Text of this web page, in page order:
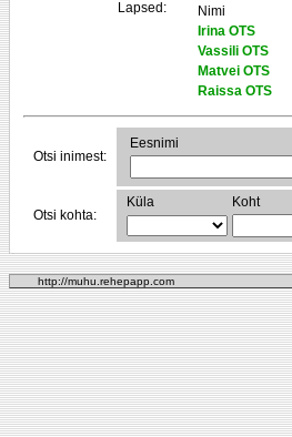
Lapsed:
Nimi
Irina OTS
Vassili OTS
Matvei OTS
Raissa OTS
Otsi inimest:
Eesnimi
Otsi kohta:
Küla Koht
http://muhu.rehepapp.com